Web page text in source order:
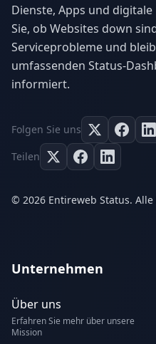
Dienste, Apps und
Sie, ob Websites down
Serviceprobleme und
umfassenden Status-
informiert.
Folgen Sie uns
Teilen
© 2026 Entireweb Status.
Unternehmen
Über uns
Erfahren Sie mehr über unsere
Mission